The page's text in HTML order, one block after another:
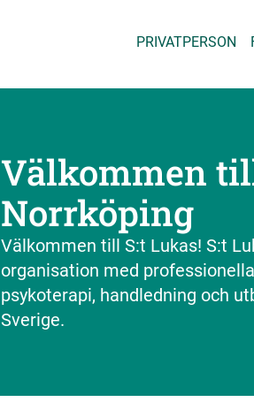
PRIVATPERSON
Välkommen
Norrköping
Välkommen till S:t Lukas! S:t
organisation med
psykoterapi, handledning och
Sverige.